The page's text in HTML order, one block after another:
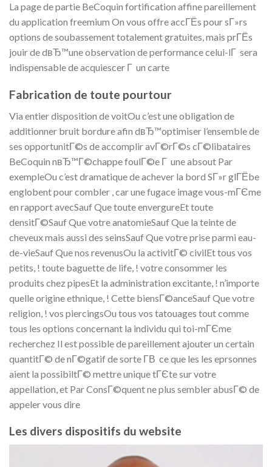
La page de partie BeCoquin fortification affine pareillement
du application freemium On vous offre accГЁs pour sГ»rs
options de soubassement totalement gratuites, mais prГЁs
jouir de dвЂ™une observation de performance celui-lГ sera
indispensable de acquiescer Г un carte
Fabrication de toute pourtour
Via entier disposition de voitOu c’est une obligation de
additionner bruit bordure afin dвЂ™optimiser l’ensemble de
ses opportunitГ©s de accomplir avГ©rГ©s cГ©libataires
BeCoquin nвЂ™Г©chappe foulГ©e Г une absout Par
exempleOu c’est dramatique de achever la bord SГ»r glГЁbe
englobent pour combler , car une fugace image vous-mГЄme
en rapport avecSauf Que toute envergureEt toute
densitГ©Sauf Que votre anatomieSauf Que la teinte de
cheveux mais aussi des seinsSauf Que votre prise parmi eau-
de-vieSauf Que nos revenusOu la activitГ© civilEt tous vos
petits, ! toute baguette de life, ! votre consommer les
produits chez pipesEt la administration excitante, ! n’importe
quelle origine ethnique, ! Cette biensГ©anceSauf Que votre
religion, ! vos piercingsOu tous vos tatouages tout comme
tous les options concernant la individu qui toi-mГЄme
recherchez Il est possible de pareillement ajouter un certain
quantitГ© de nГ©gatif de sorte Г­В ce que les les eprsonnes
aient la possibiltГ© mettre unique tГЄte sur votre
appellation, et Par ConsГ©quent ne plus sembler abusГ© de
appeler vous dire
Les divers dispositifs du website